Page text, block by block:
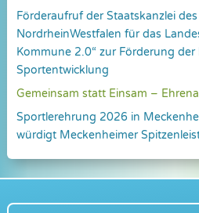
Förderaufruf der Staatskanzlei
NordrheinWestfalen für das
Kommune 2.0“ zur Förderung
Sportentwicklung
Gemeinsam statt Einsam –
Sportlerehrung 2026 in
würdigt Meckenheimer